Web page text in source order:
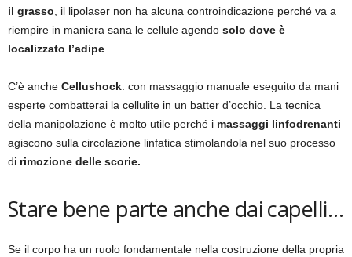
il grasso, il lipolaser non ha alcuna controindicazione perché va a
riempire in maniera sana le cellule agendo solo dove è
localizzato l’adipe.
C’è anche Cellushock: con massaggio manuale eseguito da mani
esperte combatterai la cellulite in un batter d’occhio. La tecnica
della manipolazione è molto utile perché i massaggi linfodrenanti
agiscono sulla circolazione linfatica stimolandola nel suo processo
di rimozione delle scorie.
Stare bene parte anche dai capelli…
Se il corpo ha un ruolo fondamentale nella costruzione della propria